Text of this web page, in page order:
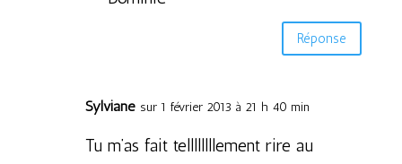
Réponse
Sylviane sur 1 février 2013 à 21 h 40 min
Tu m’as fait tellllllllement rire au